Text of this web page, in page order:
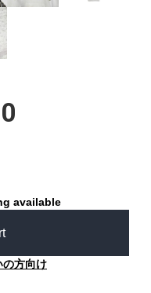
available
の方向け